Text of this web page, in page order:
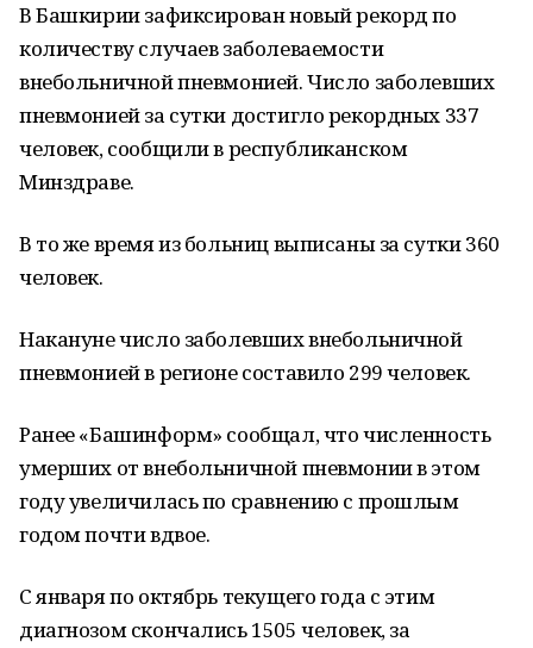
В Башкирии зафиксирован новый рекорд по
количеству случаев заболеваемости
внебольничной пневмонией. Число заболевших
пневмонией за сутки достигло рекордных 337
человек, сообщили в республиканском
Минздраве.
В то же время из больниц выписаны за сутки 360
человек.
Накануне число заболевших внебольничной
пневмонией в регионе составило 299 человек.
Ранее «Башинформ» сообщал, что численность
умерших от внебольничной пневмонии в этом
году увеличилась по сравнению с прошлым
годом почти вдвое.
С января по октябрь текущего года с этим
диагнозом скончались 1505 человек, за